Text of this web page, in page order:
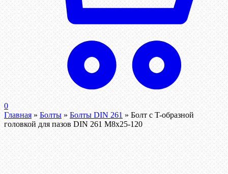
0
Главная » Болты » Болты DIN 261 » Болт с T-образной
головкой для пазов DIN 261 М8х25-120